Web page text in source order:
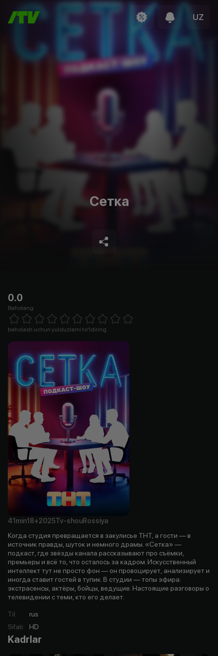
UZ
Сетка
0.0
Baholang
1 Star 2 Stars 3 Stars 4 Stars5 Stars 6 Stars7 Stars8 Stars
baholash uchun yulduzlarni to'ldiring
41min18+2025Tv-shouRossiya
Когда студия превращается в закулисье ТНТ, а гости — в
источник правды, шуток и немного драмы. «Сетка» —
подкаст, где звёзды канала рассказывают про съёмки,
премьеры и всё то, что осталось за кадром. Искусственный
интеллект тут не просто фон — он провоцирует, анализирует и
иногда ставит гостей в тупик. В студии — топы эфира:
экстрасенсы, актёры, бойцы, ведущие. Настоящие разговоры о
телевидении с теми, кто его делает.
Til:
rus
Sifati: HD
Kadrlar